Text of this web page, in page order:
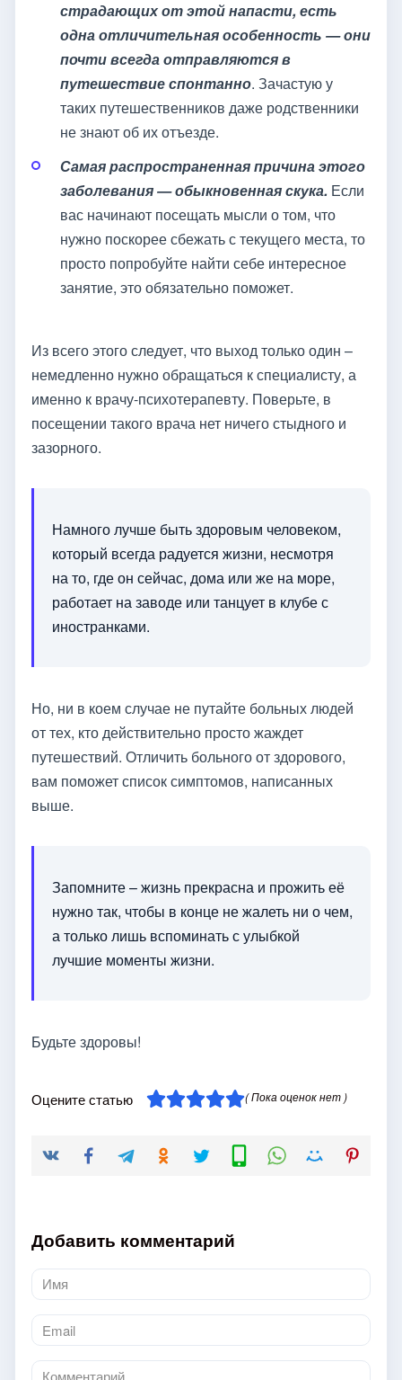
страдающих от этой напасти, есть
одна отличительная особенность — они
почти всегда отправляются в
путешествие спонтанно. Зачастую у
таких путешественников даже родственники
не знают об их отъезде.
Самая распространенная причина этого
заболевания — обыкновенная скука. Если
вас начинают посещать мысли о том, что
нужно поскорее сбежать с текущего места, то
просто попробуйте найти себе интересное
занятие, это обязательно поможет.
Из всего этого следует, что выход только один –
немедленно нужно обращатьcя к специалисту, а
именно к врачу-психотерапевту. Поверьте, в
посещении такого врача нет ничего стыдного и
зазорного.
Намного лучше быть здоровым человеком,
который всегда радуется жизни, несмотря
на то, где он сейчас, дома или же на море,
работает на заводе или танцует в клубе с
иностранками.
Но, ни в коем случае не путайте больных людей
от тех, кто действительно просто жаждет
путешествий. Отличить больного от здорового,
вам поможет список симптомов, написанных
выше.
Запомните – жизнь прекрасна и прожить её
нужно так, чтобы в конце не жалеть ни о чем,
а только лишь вспоминать с улыбкой
лучшие моменты жизни.
Будьте здоровы!
Оцените статью ( Пока оценок нет )
Добавить комментарий
Имя
*
Email
*
Комментарий